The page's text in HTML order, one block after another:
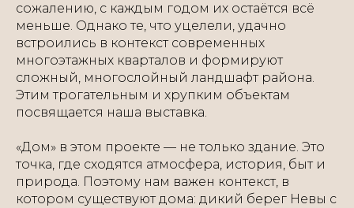
сожалению, с каждым годом их остаётся всё
меньше. Однако те, что уцелели, удачно
встроились в контекст современных
многоэтажных кварталов и формируют
сложный, многослойный ландшафт района.
Этим трогательным и хрупким объектам
посвящается наша выставка.
«Дом» в этом проекте — не только здание. Это
точка, где сходятся атмосфера, история, быт и
природа. Поэтому нам важен контекст, в
котором существуют дома: дикий берег Невы с